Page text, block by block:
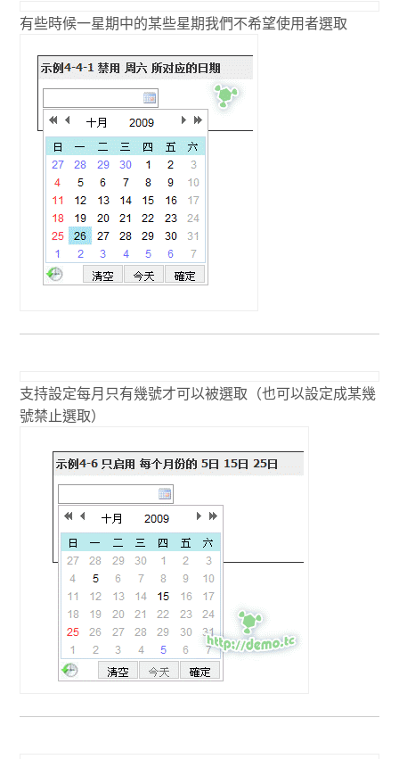
有些時候一星期中的某些星期我們不希望使用者選取
支持設定每月只有幾號才可以被選取（也可以設定成某幾
號禁止選取）